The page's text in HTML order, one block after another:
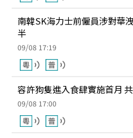
南韓SK海力士前僱員涉對華
半
09/08 17:19
容許狗隻進入食肆實施首月
09/08 17:00